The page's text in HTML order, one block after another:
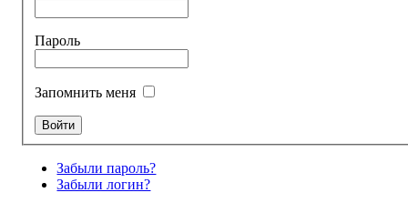
Пароль
Запомнить меня
Забыли пароль?
Забыли логин?